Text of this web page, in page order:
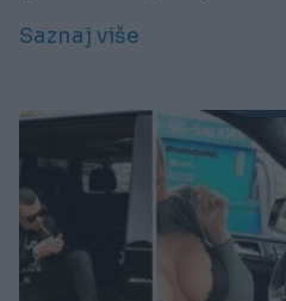
Saznaj više